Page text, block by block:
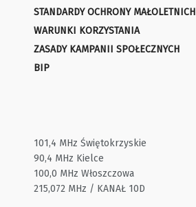
STANDARDY OCHRONY MAŁOLETNICH
WARUNKI KORZYSTANIA
ZASADY KAMPANII SPOŁECZNYCH
BIP
101,4 MHz Świętokrzyskie
90,4 MHz Kielce
100,0 MHz Włoszczowa
215,072 MHz / KANAŁ 10D